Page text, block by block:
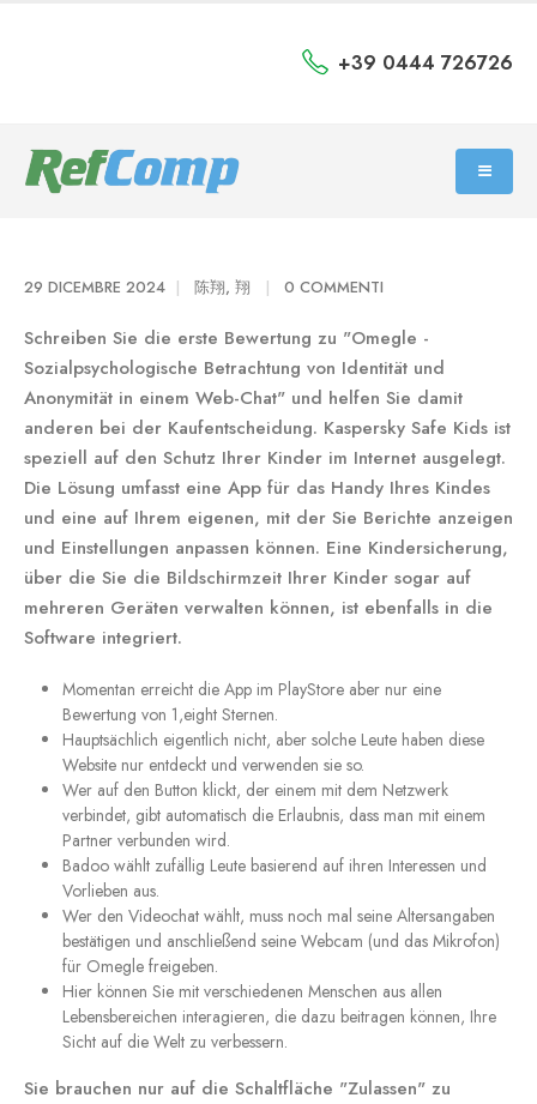
+39 0444 726726
29 DICEMBRE 2024 陈翔, 翔 0 COMMENTI
Schreiben Sie die erste Bewertung zu "Omegle -
Sozialpsychologische Betrachtung von Identität und
Anonymität in einem Web-Chat" und helfen Sie damit
anderen bei der Kaufentscheidung. Kaspersky Safe Kids ist
speziell auf den Schutz Ihrer Kinder im Internet ausgelegt.
Die Lösung umfasst eine App für das Handy Ihres Kindes
und eine auf Ihrem eigenen, mit der Sie Berichte anzeigen
und Einstellungen anpassen können. Eine Kindersicherung,
über die Sie die Bildschirmzeit Ihrer Kinder sogar auf
mehreren Geräten verwalten können, ist ebenfalls in die
Software integriert.
Momentan erreicht die App im PlayStore aber nur eine
Bewertung von 1,eight Sternen.
Hauptsächlich eigentlich nicht, aber solche Leute haben diese
Website nur entdeckt und verwenden sie so.
Wer auf den Button klickt, der einem mit dem Netzwerk
verbindet, gibt automatisch die Erlaubnis, dass man mit einem
Partner verbunden wird.
Badoo wählt zufällig Leute basierend auf ihren Interessen und
Vorlieben aus.
Wer den Videochat wählt, muss noch mal seine Altersangaben
bestätigen und anschließend seine Webcam (und das Mikrofon)
für Omegle freigeben.
Hier können Sie mit verschiedenen Menschen aus allen
Lebensbereichen interagieren, die dazu beitragen können, Ihre
Sicht auf die Welt zu verbessern.
Sie brauchen nur auf die Schaltfläche "Zulassen" zu